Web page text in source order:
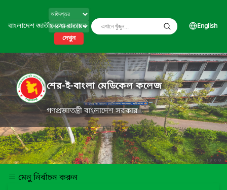
বাংলাদেশ জাতীয় তথ্য বাতায়ন
দেখুন
English
শের-ই-বাংলা মেডিকেল কলেজ
গণপ্রজাতন্ত্রী বাংলাদেশ সরকার
মেনু নির্বাচন করুন